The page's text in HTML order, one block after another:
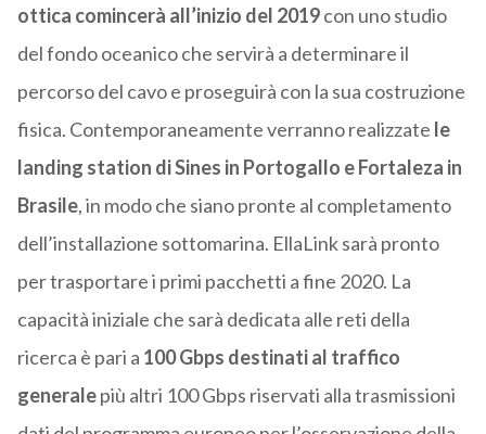
ottica comincerà all’inizio del 2019con uno studio
del fondo oceanico che servirà a determinare il
percorso del cavo e proseguirà con la sua costruzione
fisica. Contemporaneamente verranno realizzate le
landing station di Sines in Portogallo e Fortaleza in
Brasile, in modo che siano pronte al completamento
dell’installazione sottomarina. EllaLink sarà pronto
per trasportare i primi pacchetti a fine 2020. La
capacità iniziale che sarà dedicata alle reti della
ricerca è pari a 100 Gbps destinati al traffico
generalepiù altri 100 Gbps riservati alla trasmissioni